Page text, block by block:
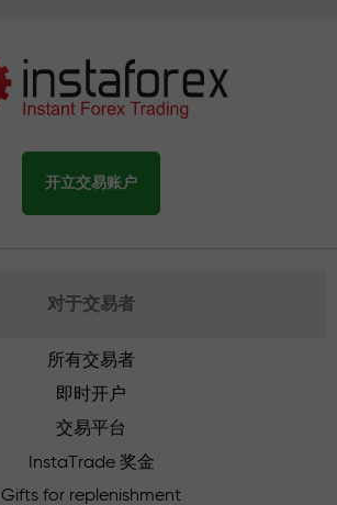
开立交易账户
对于交易者
所有交易者
即时开户
交易平台
InstaTrade 奖金
Gifts for replenishment